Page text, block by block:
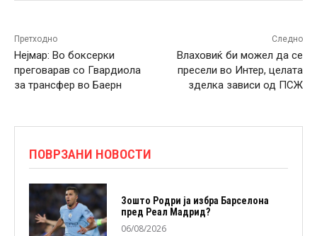
Претходно
Нејмар: Во боксерки
преговарав со Гвардиола
за трансфер во Баерн
Следно
Влаховиќ би можел да се
пресели во Интер, целата
зделка зависи од ПСЖ
ПОВРЗАНИ НОВОСТИ
Зошто Родри ја избра Барселона
пред Реал Мадрид?
06/08/2026